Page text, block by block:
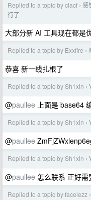
Replied to a topic by clacf › 感
行了
大部分新 AI 工具现在都是
Replied to a topic by Exxfire ›
恭喜 新一线扎根了
Replied to a topic by Sh1xin ›
@paullee 上面是 base64
Replied to a topic by Sh1xin ›
@paullee
Replied to a topic by Sh1xin ›
@paullee 怎么联系 正好需
Replied to a topic by facelezz ›